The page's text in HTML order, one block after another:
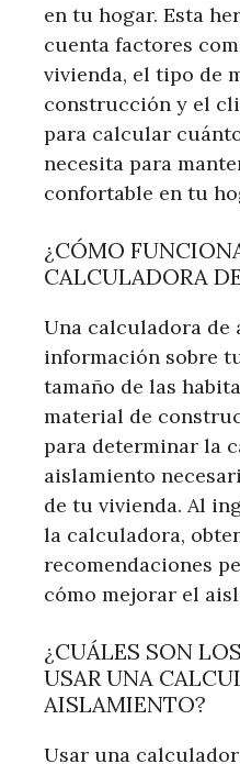
en tu hogar. Esta
cuenta factores
vivienda, el tipo de
construcción y el
para calcular
necesita para
confortable en tu
¿CÓMO
CALCULADORA
Una calculadora
información sobre
tamaño de las
material de
para determinar la
aislamiento
de tu vivienda. Al
la calculadora,
recomendaciones
cómo mejorar el
¿CUÁLES SON
USAR UNA
AISLAMIENTO?
Usar una